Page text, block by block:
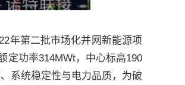
年第二批市场化并网新能源项
定功率314MWt，中心标高190
系统稳定性与电力品质，为破